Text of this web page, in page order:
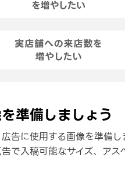
準備しましょう
告に使用する画像を準備
告で入稿可能なサイズ、ア